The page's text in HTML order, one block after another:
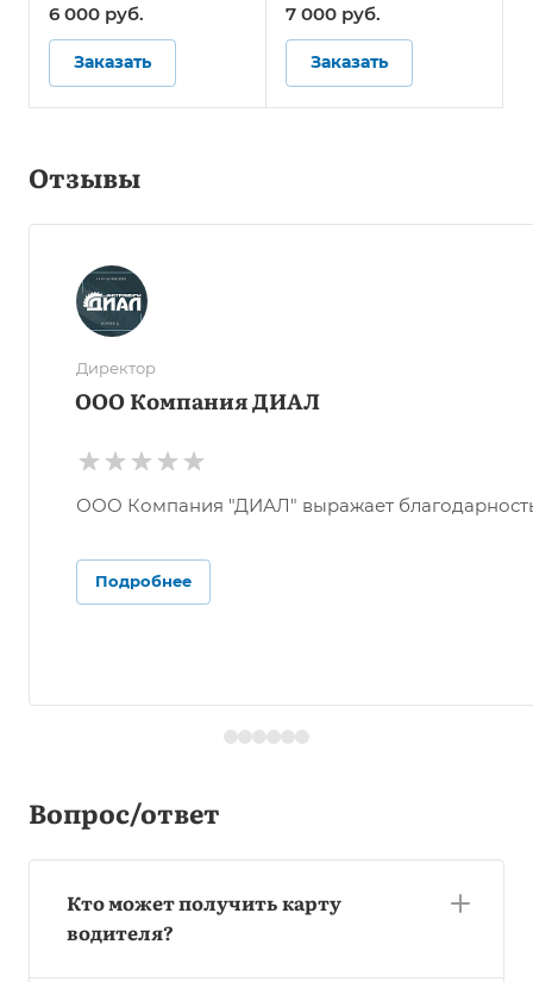
6 000 руб.
Заказать
7 000 руб.
Заказать
Отзывы
Директор
ООО Компания ДИАЛ
ООО Компания "ДИАЛ" выражает
Подробнее
Вопрос/ответ
Кто может получить карту
водителя?